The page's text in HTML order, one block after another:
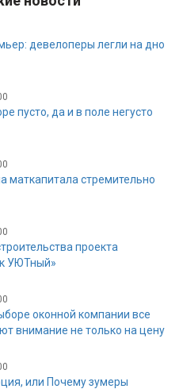
девелоперы легли на дно
пусто, да и в поле негусто
маткапитала стремительно
проекта
УЮТный»
оконной компании все
внимание не только на цену
или Почему зумеры